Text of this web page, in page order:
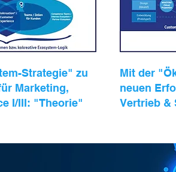
Strategie" zu
Marketing,
I/III: "Theorie"
Mit der
neuen
Vertrieb &